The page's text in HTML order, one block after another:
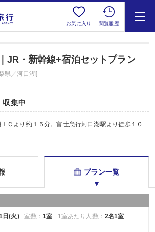
お気に入り 閲覧履歴
・新幹線+宿泊セットプラン
県／河口湖]
集中
Ｃより約１５分。富士急行河口湖駅より徒歩１０
プラン一覧
日(火) 室数：1室 1室あたり人数： 2名1室